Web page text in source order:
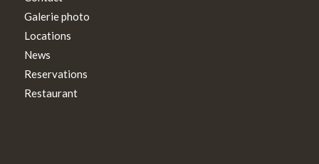
Galerie photo
Locations
News
Reservations
Restaurant